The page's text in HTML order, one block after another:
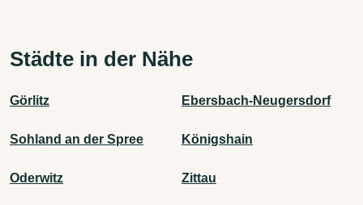
Städte in der Nähe
Görlitz Ebersbach-Neugersdorf
Sohland an der Spree Königshain
Oderwitz Zittau